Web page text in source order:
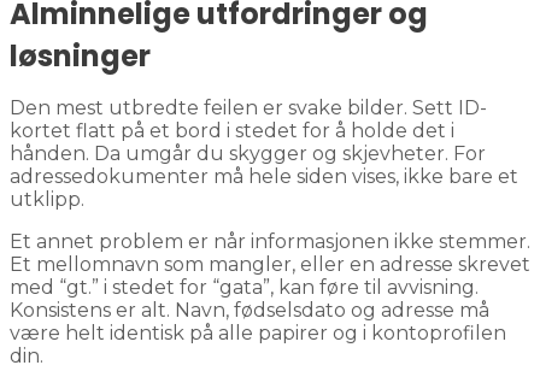
Alminnelige utfordringer og
løsninger
Den mest utbredte feilen er svake bilder. Sett ID-
kortet flatt på et bord i stedet for å holde det i
hånden. Da umgår du skygger og skjevheter. For
adressedokumenter må hele siden vises, ikke bare et
utklipp.
Et annet problem er når informasjonen ikke stemmer.
Et mellomnavn som mangler, eller en adresse skrevet
med “gt.” i stedet for “gata”, kan føre til avvisning.
Konsistens er alt. Navn, fødselsdato og adresse må
være helt identisk på alle papirer og i kontoprofilen
din.